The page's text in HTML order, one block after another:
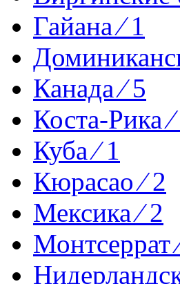
Гайана ⁄ 1
Канада ⁄ 5
Коста-Рика ⁄
Куба ⁄ 1
Кюрасао ⁄ 2
Мексика ⁄ 2
Монтсеррат